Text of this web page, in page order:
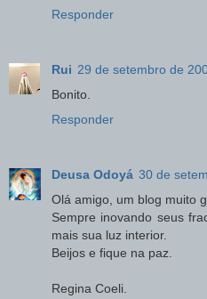
Responder
Rui 29 de setembro de
Bonito.
Responder
Deusa Odoyá 30 de
Olá amigo, um blog muito
Sempre inovando seus
mais sua luz interior.
Beijos e fique na paz.
Regina Coeli.